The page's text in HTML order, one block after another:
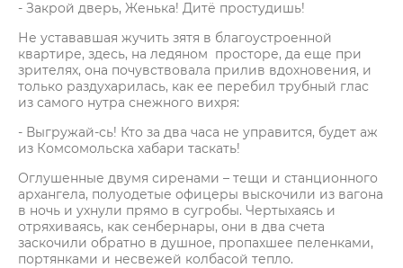
- Закрой дверь, Женька! Дитё простудишь!
Не устававшая жучить зятя в благоустроенной
квартире, здесь, на ледяном просторе, да еще при
зрителях, она почувствовала прилив вдохновения, и
только раздухарилась, как ее перебил трубный глас
из самого нутра снежного вихря:
- Выгружай-сь! Кто за два часа не управится, будет аж
из Комсомольска хабари таскать!
Оглушенные двумя сиренами – тещи и станционного
архангела, полуодетые офицеры выскочили из вагона
в ночь и ухнули прямо в сугробы. Чертыхаясь и
отряхиваясь, как сенбернары, они в два счета
заскочили обратно в душное, пропахшее пеленками,
портянками и несвежей колбасой тепло.